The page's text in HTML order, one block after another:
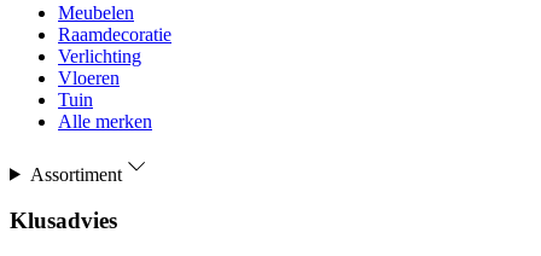
Meubelen
Raamdecoratie
Verlichting
Vloeren
Tuin
Alle merken
Assortiment
Klusadvies